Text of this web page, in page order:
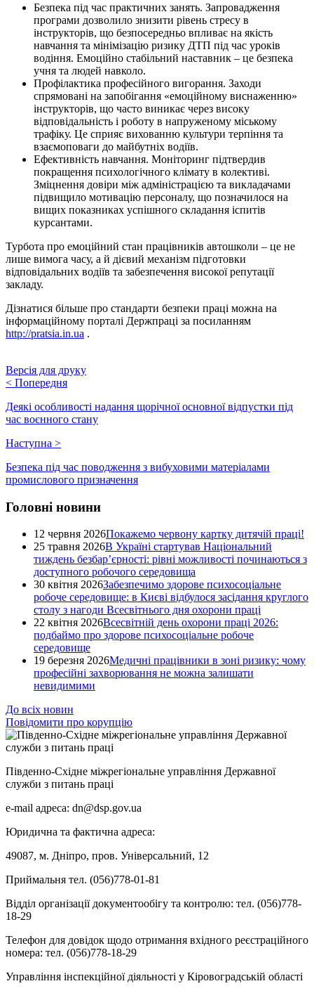
Безпека під час практичних занять. Запровадження
програми дозволило знизити рівень стресу в
інструкторів, що безпосередньо впливає на якість
навчання та мінімізацію ризику ДТП під час уроків
водіння. Емоційно стабільний наставник – це безпека
учня та людей навколо.
Профілактика професійного вигорання. Заходи
спрямовані на запобігання «емоційному виснаженню»
інструкторів, що часто виникає через високу
відповідальність і роботу в напруженому міському
трафіку. Це сприяє вихованню культури терпіння та
взаємоповаги до майбутніх водіїв.
Ефективність навчання. Моніторинг підтвердив
покращення психологічного клімату в колективі.
Зміцнення довіри між адміністрацією та викладачами
підвищило мотивацію персоналу, що позначилося на
вищих показниках успішного складання іспитів
курсантами.
Турбота про емоційний стан працівників автошколи – це не
лише вимога часу, а й дієвий механізм підготовки
відповідальних водіїв та забезпечення високої репутації
закладу.
Дізнатися більше про стандарти безпеки праці можна на
інформаційному порталі Держпраці за посиланням
http://pratsіa.in.ua .
Версія для друку
< Попередня
Деякі особливості надання щорічної основної відпустки під
час воєнного стану
Наступна >
Безпека під час поводження з вибуховими матеріалами
промислового призначення
Головні новини
12 червня 2026Покажемо червону картку дитячій праці!
25 травня 2026В Україні стартував Національний
тиждень безбар’єрності: рівні можливості починаються з
доступного робочого середовища
30 квітня 2026Забезпечимо здорове психосоціальне
робоче середовище: в Києві відбулося засідання круглого
столу з нагоди Всесвітнього дня охорони праці
22 квітня 2026Всесвітній день охорони праці 2026:
подбаймо про здорове психосоціальне робоче
середовище
19 березня 2026Медичні працівники в зоні ризику: чому
професійні захворювання не можна залишати
невидимими
До всіх новин
Повідомити про корупцію
Південно-Східне міжрегіональне управління Державної
служби з питань праці
e-mail адреса: dn@dsp.gov.ua
Юридична та фактична адреса:
49087, м. Дніпро, пров. Універсальний, 12
Приймальня тел. (056)778-01-81
Відділ організації документообігу та контролю: тел. (056)778-
18-29
Телефон для довідок щодо отримання вхідного реєстраційного
номера: тел. (056)778-18-29
Управління інспекційної діяльності у Кіровоградській області